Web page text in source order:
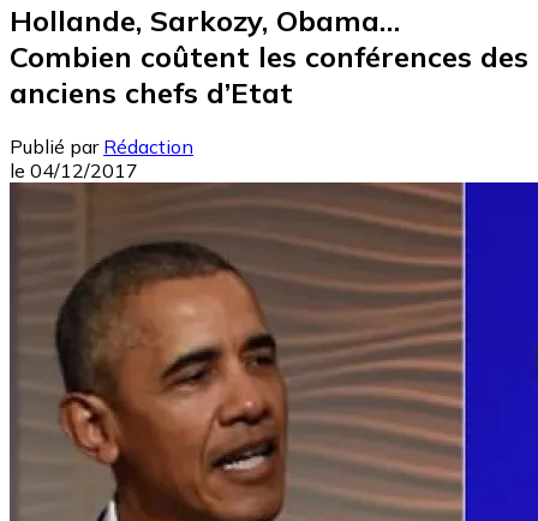
Hollande, Sarkozy, Obama…
Combien coûtent les conférences des
anciens chefs d’Etat
Publié par Rédaction
le 04/12/2017